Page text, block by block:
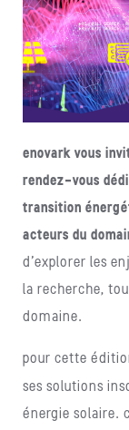
enovark vous
rendez-vous
transition
acteurs du
d’explorer les
la recherche,
domaine.
pour cette
ses solutions
énergie solaire.